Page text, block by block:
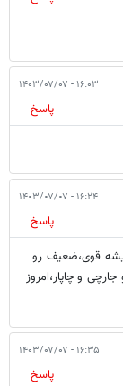
۱۶:۰۳ - ۱۴۰۳/۰۷/۰۷
پاسخ
۱۶:۲۴ - ۱۴۰۳/۰۷/۰۷
پاسخ
قوی،ضعیف رو
و چاپار،امروز
۱۶:۳۵ - ۱۴۰۳/۰۷/۰۷
پاسخ